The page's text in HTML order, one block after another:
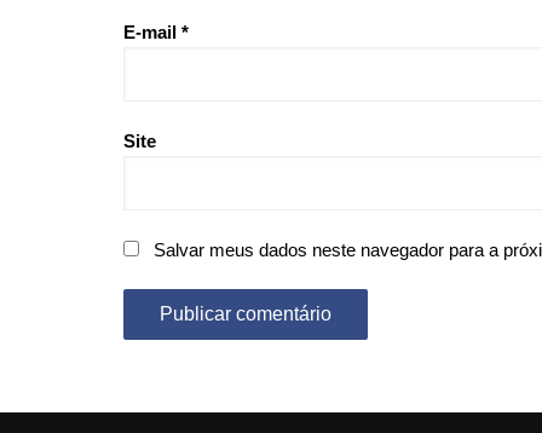
E-mail *
Site
Salvar meus dados neste navegador para a